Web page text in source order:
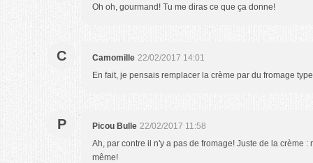
Oh oh, gourmand! Tu me diras ce que ça donne!
C Camomille 22/02/2017 14:01
En fait, je pensais remplacer la crème par du fromage
P Picou Bulle 22/02/2017 11:58
Ah, par contre il n'y a pas de fromage! Juste de la crème :
même!